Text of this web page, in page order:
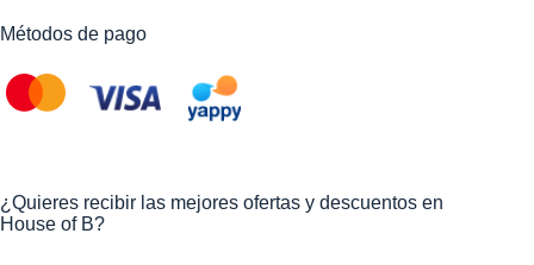
Métodos de pago
¿Quieres recibir las mejores ofertas y descuentos en
House of B?